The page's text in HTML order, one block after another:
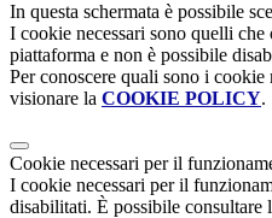
In questa schermata è possibile
I cookie necessari sono quelli
piattaforma e non è possibile
Per conoscere quali sono i
visionare la COOKIE POLICY.
Cookie necessari per il
I cookie necessari per il
disabilitati. È possibile consultare